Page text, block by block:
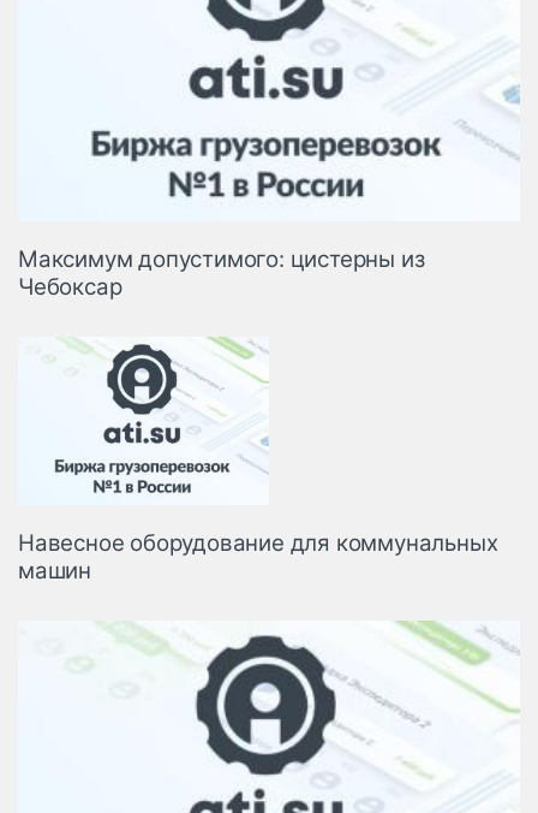
Топливо, масла и
автохимия
Дзен
Максимум допустимого: цистерны из
Чебоксар
Навесное оборудование для коммунальных
машин